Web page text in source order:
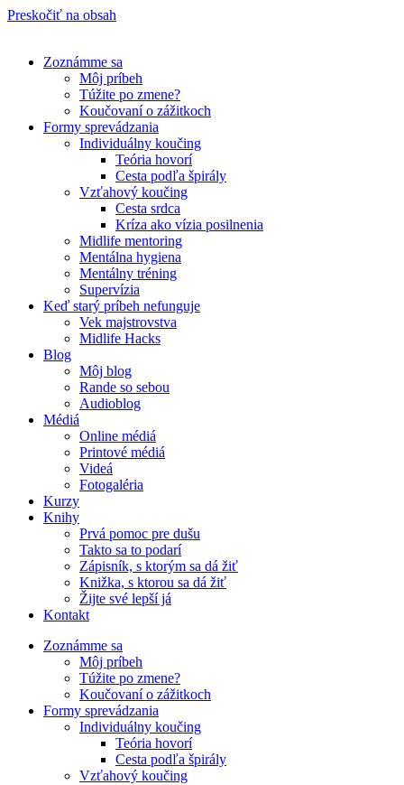
Preskočiť na obsah
Zoznámme sa
Môj príbeh
Túžite po zmene?
Koučovaní o zážitkoch
Formy sprevádzania
Individuálny koučing
Teória hovorí
Cesta podľa špirály
Vzťahový koučing
Cesta srdca
Kríza ako vízia posilnenia
Midlife mentoring
Mentálna hygiena
Mentálny tréning
Supervízia
Keď starý príbeh nefunguje
Vek majstrovstva
Midlife Hacks
Blog
Môj blog
Rande so sebou
Audioblog
Médiá
Online médiá
Printové médiá
Videá
Fotogaléria
Kurzy
Knihy
Prvá pomoc pre dušu
Takto sa to podarí
Zápisník, s ktorým sa dá žiť
Knižka, s ktorou sa dá žiť
Žijte své lepší já
Kontakt
Zoznámme sa
Môj príbeh
Túžite po zmene?
Koučovaní o zážitkoch
Formy sprevádzania
Individuálny koučing
Teória hovorí
Cesta podľa špirály
Vzťahový koučing